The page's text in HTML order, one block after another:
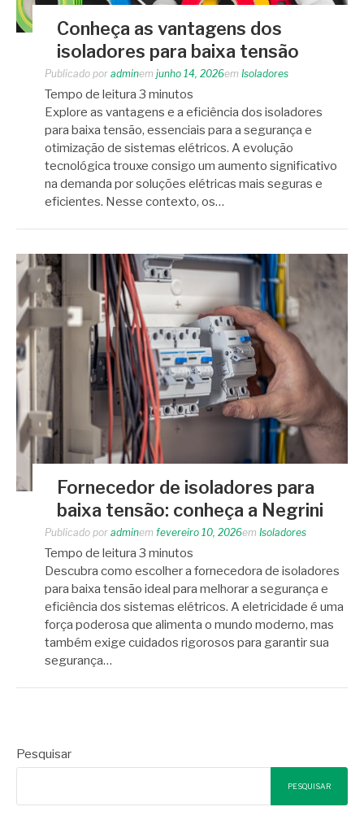
Conheça as vantagens dos
isoladores para baixa tensão
Publicado por adminem junho 14, 2026em Isoladores
Tempo de leitura 3 minutos
Explore as vantagens e a eficiência dos isoladores
para baixa tensão, essenciais para a segurança e
otimização de sistemas elétricos. A evolução
tecnológica trouxe consigo um aumento significativo
na demanda por soluções elétricas mais seguras e
eficientes. Nesse contexto, os…
Fornecedor de isoladores para
baixa tensão: conheça a Negrini
Publicado por adminem fevereiro 10, 2026em Isoladores
Tempo de leitura 3 minutos
Descubra como escolher a fornecedora de isoladores
para baixa tensão ideal para melhorar a segurança e
eficiência dos sistemas elétricos. A eletricidade é uma
força poderosa que alimenta o mundo moderno, mas
também exige cuidados rigorosos para garantir sua
segurança…
Pesquisar
PESQUISAR